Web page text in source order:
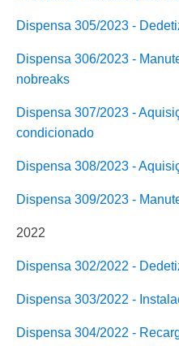
Dispensa 305/2023 -
Dispensa 306/2023 -
nobreaks
Dispensa 307/2023 -
condicionado
Dispensa 308/2023 -
Dispensa 309/2023 -
2022
Dispensa 302/2022 -
Dispensa 303/2022 -
Dispensa 304/2022 -